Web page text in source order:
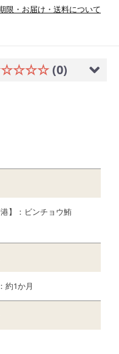
限・お届け・送料について
(0)
】：ビンチョウ鮪
約1か月